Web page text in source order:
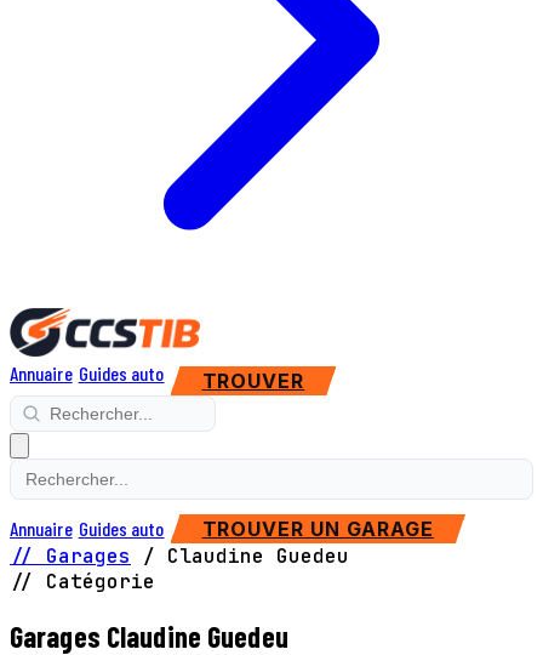
Annuaire Guides auto TROUVER
Annuaire Guides auto TROUVER UN GARAGE
// Garages / Claudine Guedeu
// Catégorie
Garages Claudine Guedeu